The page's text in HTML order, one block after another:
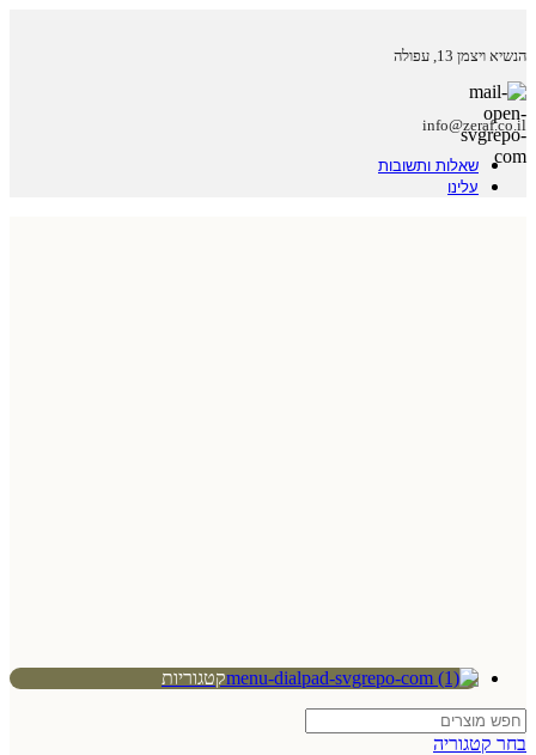
הנשיא ויצמן 13, עפולה
info@zeraf.co.il
שאלות ותשובות
עלינו
קטגוריות
בחר קטגוריה